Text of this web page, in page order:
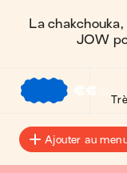
La
JOW
€€
Ajouter au